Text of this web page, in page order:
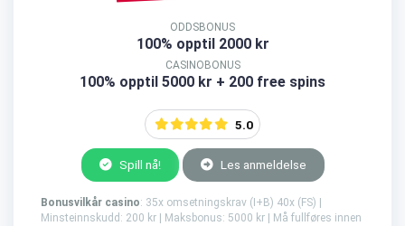
ODDSBONUS
100% opptil 2000 kr
CASINOBONUS
100% opptil 5000 kr + 200 free spins
5.0
Spill nå! Les anmeldelse
Bonusvilkår casino: 35x omsetningskrav (I+B) 40x (FS) |
Minsteinnskudd: 200 kr | Maksbonus: 5000 kr | Må fullføres innen